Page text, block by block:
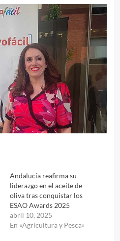
Andalucía reafirma su
liderazgo en el aceite de
oliva tras conquistar los
ESAO Awards 2025
abril 10, 2025
En «Agricultura y Pesca»